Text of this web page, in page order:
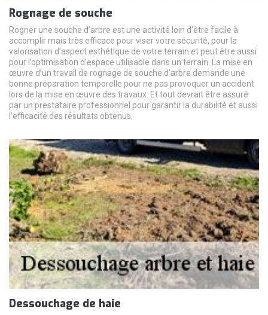
Rognage de souche
Rogner une souche d’arbre est une activité loin d’être facile à
accomplir mais très efficace pour viser votre sécurité, pour la
valorisation d’aspect esthétique de votre terrain et peut être aussi
pour l’optimisation d’espace utilisable dans un terrain. La mise en
œuvre d’un travail de rognage de souche d’arbre demande une
bonne préparation temporelle pour ne pas provoquer un accident
lors de la mise en œuvre des travaux. Et tout devrait être assuré
par un prestataire professionnel pour garantir la durabilité et aussi
l’efficacité des résultats obtenus.
Dessouchage de haie